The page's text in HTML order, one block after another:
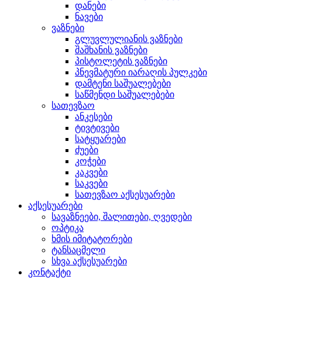
დანები
ნავები
ვაზნები
გლუვლულიანის ვაზნები
შაშხანის ვაზნები
პისტოლეტის ვაზნები
პნევმატური იარაღის პულკები
დამტენი საშუალებები
საწმენდი საშუალებები
სათევზაო
ანკესები
ტივტივები
სატყუარები
ძუები
კოჭები
კაკვები
საკვები
სათევზაო აქსესუარები
აქსესუარები
სავაზნეები, შალითები, ღვედები
ოპტიკა
ხმის იმიტატორები
ტანსაცმელი
სხვა აქსესუარები
კონტაქტი